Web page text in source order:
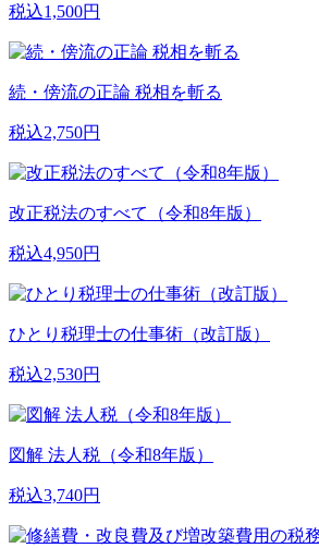
税込1,500円
続・傍流の正論 税相を斬る
税込2,750円
改正税法のすべて（令和8年版）
税込4,950円
ひとり税理士の仕事術（改訂版）
税込2,530円
図解 法人税（令和8年版）
税込3,740円